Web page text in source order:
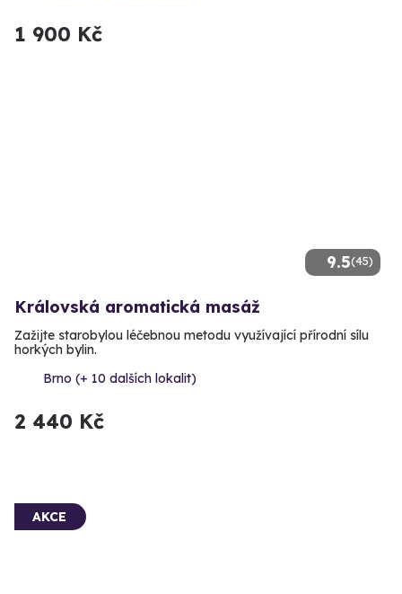
1 900 Kč
9.5(45)
Královská aromatická masáž
Zažijte starobylou léčebnou metodu využívající přírodní sílu
horkých bylin.
Brno (+ 10 dalších lokalit)
2 440 Kč
AKCE